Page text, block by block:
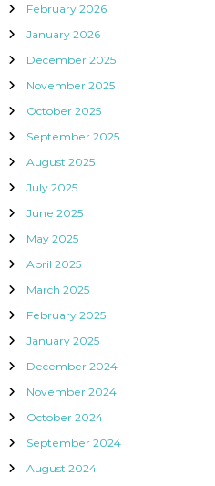
February 2026
January 2026
December 2025
November 2025
October 2025
September 2025
August 2025
July 2025
June 2025
May 2025
April 2025
March 2025
February 2025
January 2025
December 2024
November 2024
October 2024
September 2024
August 2024